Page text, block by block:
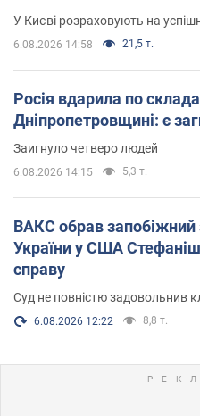
У Києві розраховують на
6.08.2026 14:58 21,5 т.
Росія вдарила по
Дніпропетровщині: є
Заигнуло четверо людей
6.08.2026 14:15 5,3 т.
ВАКС обрав запобіжний захід експосолці
України у США Стефанішиній: що відомо про
справу
Суд не повністю задовольнив
6.08.2026 12:22 8,8 т.